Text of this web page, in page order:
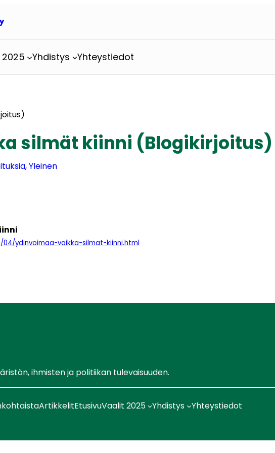
Yhdistys Yhteystiedot
silmät kiinni (Blogikirjoitus)
, Yleinen
ydinvoimaa-vaikka-silmat-kiinni.html
ihmisten ja politiikan tulevaisuuden.
ArtikkelitEtusivuVaalit 2025 Yhdistys Yhteystiedot